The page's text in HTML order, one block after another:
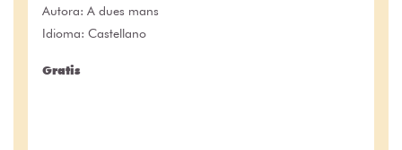
Autora: A dues mans
Idioma: Castellano
Gratis